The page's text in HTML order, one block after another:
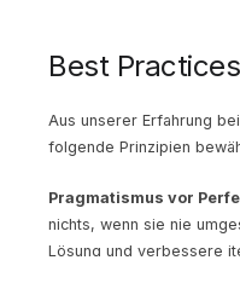
Best
Aus unserer Erfahrung
folgende Prinzipien
Pragmatismus vor
nichts, wenn sie nie
Lösung und verbessere